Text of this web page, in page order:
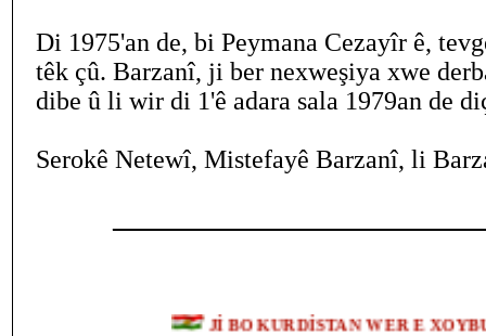
Di 1975'an de, bi Peymana Cezayîr ê,
têk çû. Barzanî, ji ber nexweşiya xwe
dibe û li wir di 1'ê adara sala 1979an de
Serokê Netewî, Mistefayê Barzanî, li
Jİ BO KURDİSTAN WER E